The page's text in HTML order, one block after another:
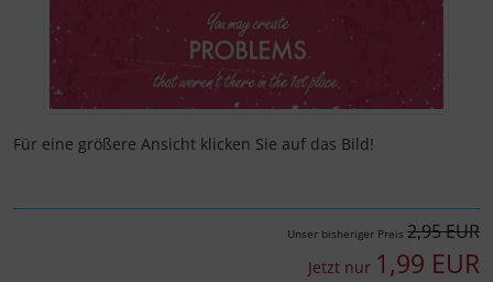
Für eine größere Ansicht klicken Sie auf das Bild!
Unser bisheriger Preis 2,95 EUR
Jetzt nur 1,99 EUR